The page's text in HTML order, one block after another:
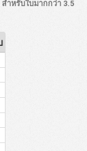
สำหรับใบมากกว่า 3.5